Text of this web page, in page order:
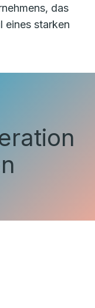
das
eines starken